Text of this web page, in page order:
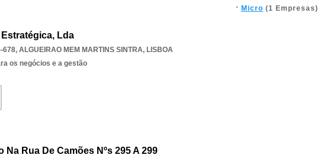
Lda
678, ALGUEIRAO MEM MARTINS SINTRA, LISBOA
os negócios e a gestão
Rua De Camões Nºs 295 A 299
Micro (1 Empresas)